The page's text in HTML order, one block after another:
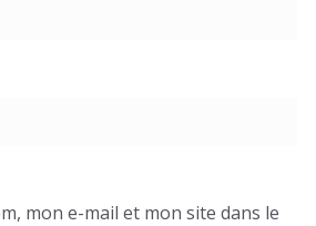
mon e-mail et mon site dans le